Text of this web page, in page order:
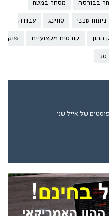
בבורסה
מסחר במטח
ניתוח טכני סווינג
עבודה
ההון קורסים מקצועיים
שוק
סל
של אייל שני